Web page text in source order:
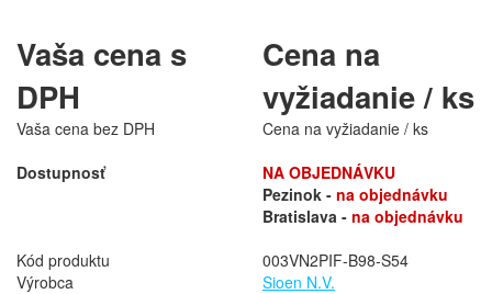
Vaša cena s
DPH
Cena na
vyžiadanie / ks
Vaša cena bez DPH
Cena na vyžiadanie / ks
Dostupnosť
NA OBJEDNÁVKU
Pezinok - na objednávku
Bratislava - na objednávku
Kód produktu
003VN2PIF-B98-S54
Výrobca
Sioen N.V.